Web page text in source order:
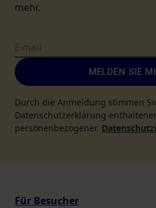
mehr.
MELDEN SIE
Durch die Anmeldung stimmen
Datenschutzerklärung
personenbezogener.
Für Besucher